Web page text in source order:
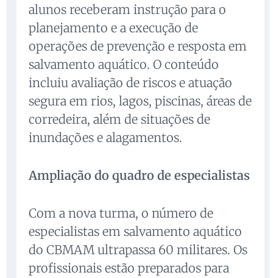
alunos receberam instrução para o
planejamento e a execução de
operações de prevenção e resposta em
salvamento aquático. O conteúdo
incluiu avaliação de riscos e atuação
segura em rios, lagos, piscinas, áreas de
corredeira, além de situações de
inundações e alagamentos.
Ampliação do quadro de especialistas
Com a nova turma, o número de
especialistas em salvamento aquático
do CBMAM ultrapassa 60 militares. Os
profissionais estão preparados para